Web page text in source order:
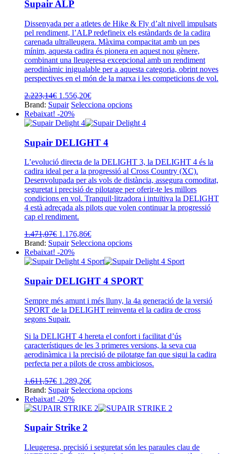
Supair ALP
Dissenyada per a atletes de Hike & Fly d’alt nivell impulsats
pel rendiment, l’ALP redefineix els estàndards de la cadira
carenada ultralleugera. Màxima compacitat amb un pes
mínim, aquesta cadira és pionera en aquest nou gènere,
combinant una lleugeresa excepcional amb un rendiment
aerodinàmic inigualable per a aquesta categoria, obrint noves
perspectives en el món de la marxa i les competicions de vol.
2.223,14€ El
preu
original
era:
1.556,20€El
preu
és:
Brand: Supair Selecciona opcionsAquest
té
opcions
es
poden
triar
a
la
pàgina
Rebaixat! -20%
Supair DELIGHT 4
L’evolució directa de la DELIGHT 3, la DELIGHT 4 és la
cadira ideal per a la progressió al Cross Country (XC).
Desenvolupada per als vols de distància, assegura comoditat,
seguretat i precisió de pilotatge per oferir-te les millors
condicions en vol. Tranquil·litzadora i intuïtiva la DELIGHT
4 està adreçada als pilots que volen continuar la progressió
cap el rendiment.
1.471,07€ El
preu
original
era:
1.176,86€El
preu
és:
Brand: Supair Selecciona opcionsAquest
té
variants.
Les
opcions
es
poden
a
la
pàgina
del
producte
Rebaixat! -20%
Supair DELIGHT 4 SPORT
Sempre més amunt i més lluny, la 4a generació de la versió
SPORT de la DELIGHT reinventa el la cadira de cross
segons Supair.
Si la DELIGHT 4 hereta el confort i facilitat d’ús
característiques de les 3 primeres versions, la seva cua
aerodinàmica i la precisió de pilotatge fan que sigui la cadira
perfecta per a pilots de cross ambiciosos.
1.611,57€ El
preu
original
era:
1.289,26€El
preu
és:
Brand: Supair Selecciona opcionsAquest
té
opcions
Rebaixat! -20%
Supair Strike 2
Lleugeresa, precisió i seguretat són les paraules clau de